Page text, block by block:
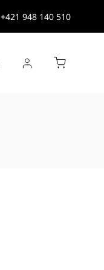
+421 948 140 510